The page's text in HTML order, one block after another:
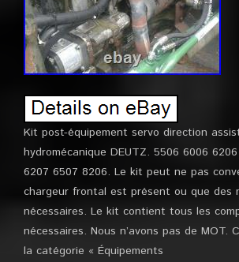
Kit post-équipement servo direction
hydromécanique DEUTZ. 5506 6006
6207 6507 8206. Le kit peut ne pas
chargeur frontal est présent ou que des
nécessaires. Le kit contient tous les
nécessaires. Nous n’avons pas de MOT.
la catégorie « Équipements